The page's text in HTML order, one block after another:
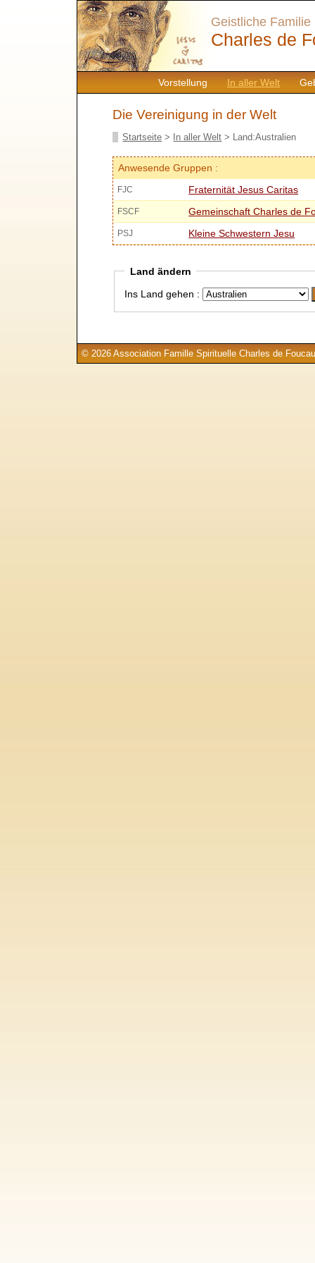
Vorstellung In aller Welt
Geistliche Familie
Charles de
Die Vereinigung in der Welt
Startseite > In aller Welt > Land:Australien
Anwesende Gruppen :
FJC Fraternität Jesus Caritas
FSCF Gemeinschaft Charles de
PSJ Kleine Schwestern Jesu
Land ändern
Ins Land gehen :
© 2026 Association Famille Spirituelle Charles de